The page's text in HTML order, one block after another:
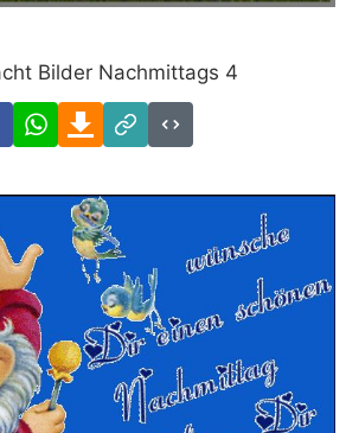
Bilder Nachmittags 4
FacebookWhatsAppDownload
Link
Code